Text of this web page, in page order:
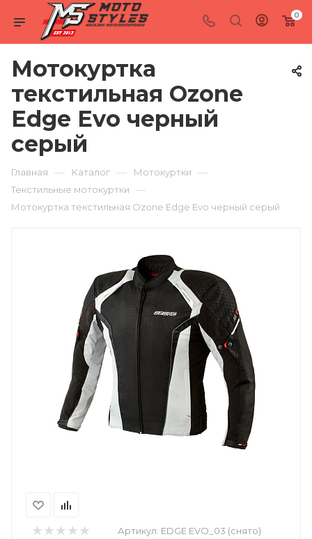
0
Мотокуртка
текстильная Ozone
Edge Evo черный
серый
Главная — Каталог — Мотокуртки —
Текстильные мотокуртки —
Мотокуртка текстильная Ozone Edge Evo черный серый
Артикул: EDGE EVO_03 (снято)